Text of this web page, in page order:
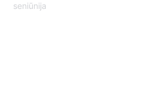
seniūnija